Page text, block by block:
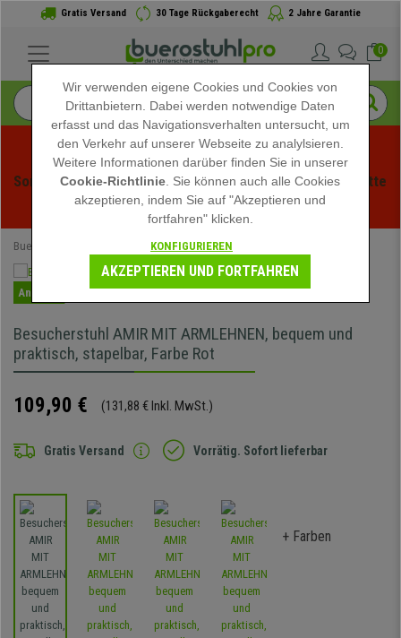
Gratis Versand 30 Tage Rückgaberecht 2 Jahre Garantie
0
Sommerschlussverauf bei buerstuhlpro! Exklusive Rabatte
für kurze Zeit - Aktion ansehen -
Buerostuhlpro Konferenzstühle
Angebot
Besucherstuhl AMIR MIT ARMLEHNEN, bequem und
praktisch, stapelbar, Farbe Rot
109,90 € (131,88 € Inkl. MwSt.)
Gratis Versand Vorrätig. Sofort lieferbar
+ Farben
Wir verwenden eigene Cookies und Cookies von
Drittanbietern. Dabei werden notwendige Daten
erfasst und das Navigationsverhalten untersucht, um
den Verkehr auf unserer Webseite zu analylsieren.
Weitere Informationen darüber finden Sie in unserer
Cookie-Richtlinie . Sie können auch alle Cookies
akzeptieren, indem Sie auf "Akzeptieren und
fortfahren" klicken.
KONFIGURIEREN
AKZEPTIEREN UND FORTFAHREN